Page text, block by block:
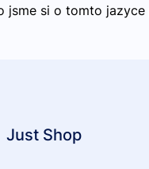
jsme si o tomto
Just Shop